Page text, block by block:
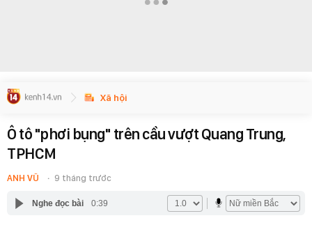
Xã hội
Ô tô "phơi bụng" trên cầu vượt Quang Trung,
TPHCM
ANH VŨ 9 tháng trước
Nghe đọc bài 0:39